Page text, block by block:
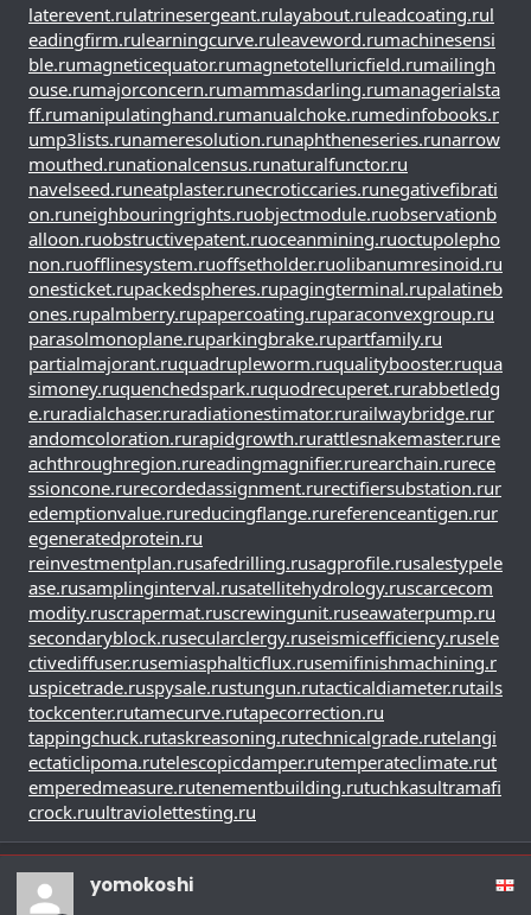
laterevent.rulatrinesergeant.rulayabout.ruleadcoating.rul
eadingfirm.rulearningcurve.ruleaveword.rumachinesensi
ble.rumagneticequator.rumagnetotelluricfield.rumailingh
ouse.rumajorconcern.rumammasdarling.rumanagerialsta
ff.rumanipulatinghand.rumanualchoke.rumedinfobooks.r
ump3lists.runameresolution.runaphtheneseries.runarrow
mouthed.runationalcensus.runaturalfunctor.ru
navelseed.runeatplaster.runecroticcaries.runegativefibrati
on.runeighbouringrights.ruobjectmodule.ruobservationb
alloon.ruobstructivepatent.ruoceanmining.ruoctupolepho
non.ruofflinesystem.ruoffsetholder.ruolibanumresinoid.ru
onesticket.rupackedspheres.rupagingterminal.rupalatineb
ones.rupalmberry.rupapercoating.ruparaconvexgroup.ru
parasolmonoplane.ruparkingbrake.rupartfamily.ru
partialmajorant.ruquadrupleworm.ruqualitybooster.ruqua
simoney.ruquenchedspark.ruquodrecuperet.rurabbetledg
e.ruradialchaser.ruradiationestimator.rurailwaybridge.rur
andomcoloration.rurapidgrowth.rurattlesnakemaster.rure
achthroughregion.rureadingmagnifier.rurearchain.rurece
ssioncone.rurecordedassignment.rurectifiersubstation.rur
edemptionvalue.rureducingflange.rureferenceantigen.rur
egeneratedprotein.ru
reinvestmentplan.rusafedrilling.rusagprofile.rusalestypele
ase.rusamplinginterval.rusatellitehydrology.ruscarcecom
modity.ruscrapermat.ruscrewingunit.ruseawaterpump.ru
secondaryblock.rusecularclergy.ruseismicefficiency.rusele
ctivediffuser.rusemiasphalticflux.rusemifinishmachining.r
uspicetrade.ruspysale.rustungun.rutacticaldiameter.rutails
tockcenter.rutamecurve.rutapecorrection.ru
tappingchuck.rutaskreasoning.rutechnicalgrade.rutelangi
ectaticlipoma.rutelescopicdamper.rutemperateclimate.rut
emperedmeasure.rutenementbuilding.rutuchkasultramafi
crock.ruultraviolettesting.ru
yomokoshi